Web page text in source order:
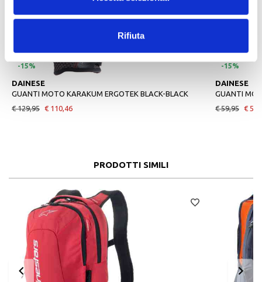
Rifiuta
-15%
DAINESE
GUANTI MOTO KARAKUM ERGOTEK BLACK-BLACK
€ 129,95 € 110,46
-15%
DAINESE
GUANTI
€ 59,95 €
PRODOTTI SIMILI